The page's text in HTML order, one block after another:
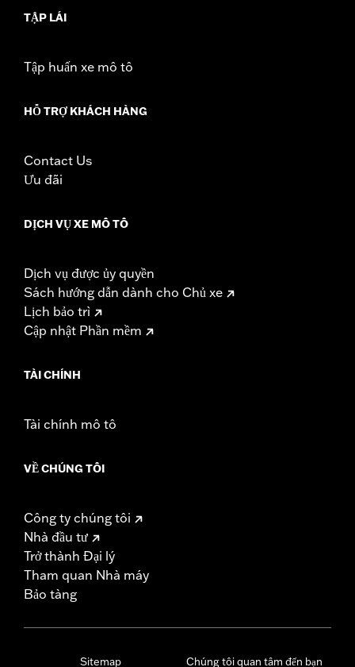
TẬP LÁI
Tập huấn xe mô tô
HỖ TRỢ KHÁCH HÀNG
Contact Us
Ưu đãi
DỊCH VỤ XE MÔ TÔ
Dịch vụ được ủy quyền
Sách hướng dẫn dành cho Chủ xe
Lịch bảo trì
Cập nhật Phần mềm
TÀI CHÍNH
Tài chính mô tô
VỀ CHÚNG TÔI
Công ty chúng tôi
Nhà đầu tư
Trở thành Đại lý
Tham quan Nhà máy
Bảo tàng
Sitemap Chúng tôi quan tâm đến bạn